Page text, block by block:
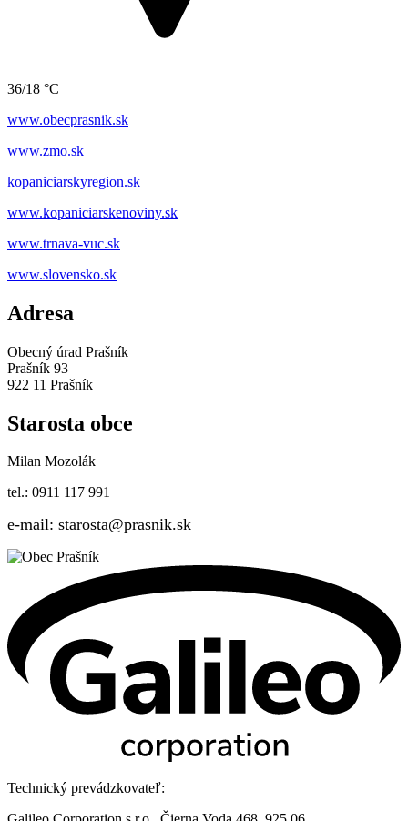
36/18 °C
www.obecprasnik.sk
www.zmo.sk
kopaniciarskyregion.sk
www.kopaniciarskenoviny.sk
www.trnava-vuc.sk
www.slovensko.sk
Adresa
Obecný úrad Prašník
Prašník 93
922 11 Prašník
Starosta obce
Milan Mozolák
tel.: 0911 117 991
e-mail: starosta@prasnik.sk
Technický prevádzkovateľ: